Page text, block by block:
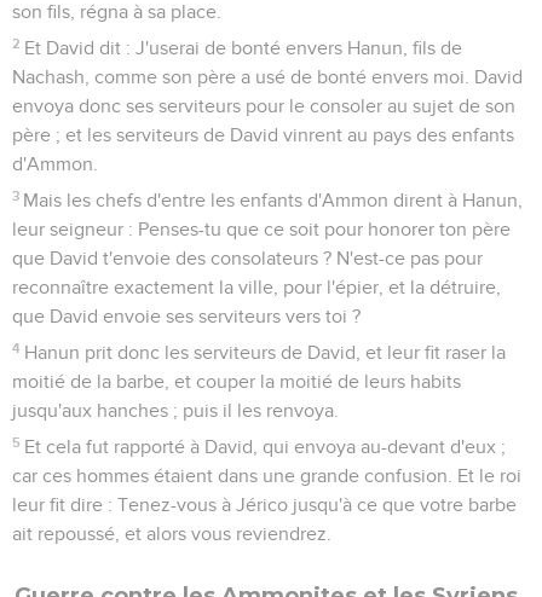
son fils, régna à sa place.
2 Et David dit : J'userai de bonté envers Hanun, fils de
Nachash, comme son père a usé de bonté envers moi. David
envoya donc ses serviteurs pour le consoler au sujet de son
père ; et les serviteurs de David vinrent au pays des enfants
d'Ammon.
3 Mais les chefs d'entre les enfants d'Ammon dirent à Hanun,
leur seigneur : Penses-tu que ce soit pour honorer ton père
que David t'envoie des consolateurs ? N'est-ce pas pour
reconnaître exactement la ville, pour l'épier, et la détruire,
que David envoie ses serviteurs vers toi ?
4 Hanun prit donc les serviteurs de David, et leur fit raser la
moitié de la barbe, et couper la moitié de leurs habits
jusqu'aux hanches ; puis il les renvoya.
5 Et cela fut rapporté à David, qui envoya au-devant d'eux ;
car ces hommes étaient dans une grande confusion. Et le roi
leur fit dire : Tenez-vous à Jérico jusqu'à ce que votre barbe
ait repoussé, et alors vous reviendrez.